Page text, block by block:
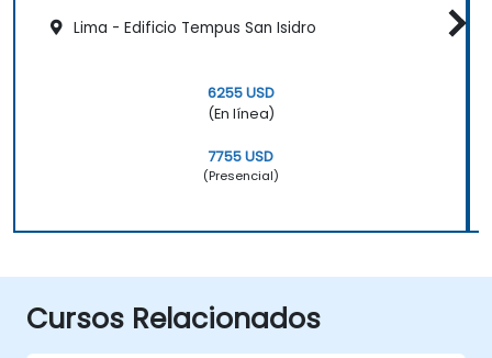
Lima - Edificio Tempus San Isidro
6255 USD
(En línea)
7755 USD
(Presencial)
Cursos Relacionados